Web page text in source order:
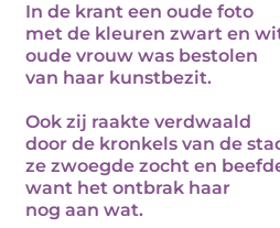
In de krant een oude foto
met de kleuren zwart en
oude vrouw was bestolen
van haar kunstbezit.
Ook zij raakte verdwaald
door de kronkels van de
ze zwoegde zocht en
want het ontbrak haar
nog aan wat.